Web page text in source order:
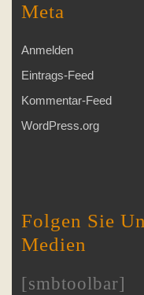
Meta
Anmelden
Eintrags-Feed
Kommentar-Feed
WordPress.org
Folgen Sie
Medien
[smbtoolbar]